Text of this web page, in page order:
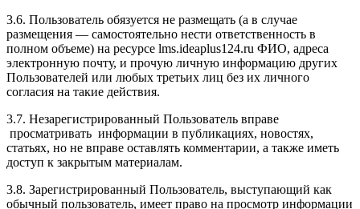
3.6. Пользователь обязуется не размещать (а в случае
размещения — самостоятельно нести ответственность в
полном объеме) на ресурсе lms.ideaplus124.ru ФИО, адреса
электронную почту, и прочую личную информацию других
Пользователей или любых третьих лиц без их личного
согласия на такие действия.
3.7. Незарегистрированный Пользователь вправе
просматривать информации в публикациях, новостях,
статьях, но не вправе оставлять комментарии, а также иметь
доступ к закрытым материалам.
3.8. Зарегистрированный Пользователь, выступающий как
обычный пользователь, имеет право на просмотр информации